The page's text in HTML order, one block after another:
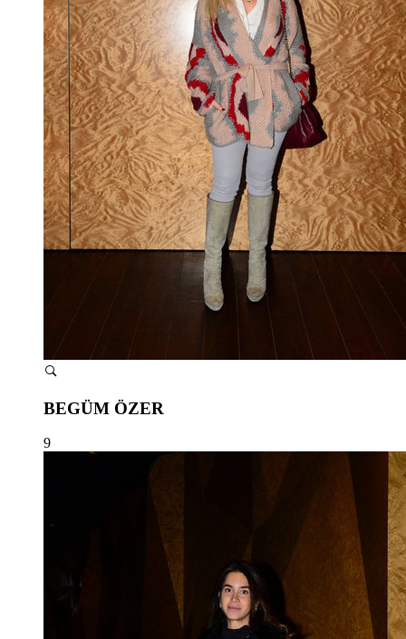
BEGÜM ÖZER
9